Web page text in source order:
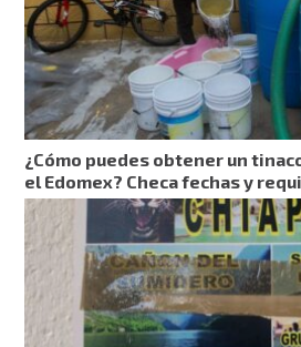
¿Cómo puedes obtener un
el Edomex? Checa fechas y